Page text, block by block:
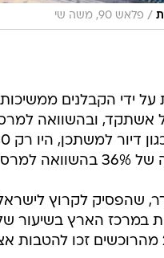
/ פלאש 90, משה שי
השנה.
שהפסיק לקרוץ